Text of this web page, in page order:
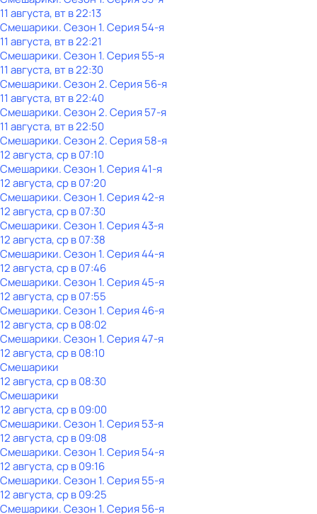
11 августа, вт в 22:13
Смешарики. Сезон 1. Серия 54-я
11 августа, вт в 22:21
Смешарики. Сезон 1. Серия 55-я
11 августа, вт в 22:30
Смешарики. Сезон 2. Серия 56-я
11 августа, вт в 22:40
Смешарики. Сезон 2. Серия 57-я
11 августа, вт в 22:50
Смешарики. Сезон 2. Серия 58-я
12 августа, ср в 07:10
Смешарики. Сезон 1. Серия 41-я
12 августа, ср в 07:20
Смешарики. Сезон 1. Серия 42-я
12 августа, ср в 07:30
Смешарики. Сезон 1. Серия 43-я
12 августа, ср в 07:38
Смешарики. Сезон 1. Серия 44-я
12 августа, ср в 07:46
Смешарики. Сезон 1. Серия 45-я
12 августа, ср в 07:55
Смешарики. Сезон 1. Серия 46-я
12 августа, ср в 08:02
Смешарики. Сезон 1. Серия 47-я
12 августа, ср в 08:10
Смешарики
12 августа, ср в 08:30
Смешарики
12 августа, ср в 09:00
Смешарики. Сезон 1. Серия 53-я
12 августа, ср в 09:08
Смешарики. Сезон 1. Серия 54-я
12 августа, ср в 09:16
Смешарики. Сезон 1. Серия 55-я
12 августа, ср в 09:25
Смешарики. Сезон 1. Серия 56-я